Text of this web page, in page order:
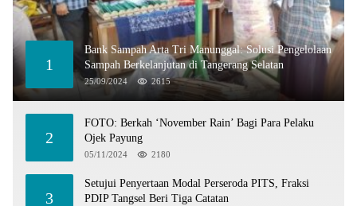
1
Bank Sampah Arta Tri Manunggal: Solusi Pengelolaan
Sampah Berkelanjutan di Tangerang Selatan
25/09/2024 2615
2
FOTO: Berkah ‘November Rain’ Bagi Para Pelaku
Ojek Payung
05/11/2024 2180
3
Setujui Penyertaan Modal Perseroda PITS, Fraksi
PDIP Tangsel Beri Tiga Catatan